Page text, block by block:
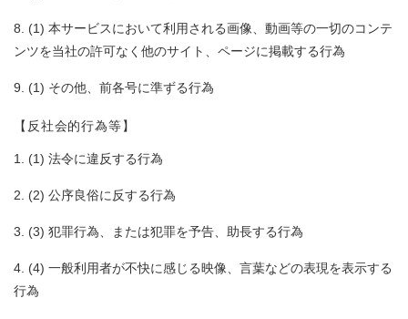
(1) 本サービスにおいて利用される画像、動画等の一切のコンテ
ンツを当社の許可なく他のサイト、ページに掲載する行為
(1) その他、前各号に準ずる行為
【反社会的行為等】
(1) 法令に違反する行為
(2) 公序良俗に反する行為
(3) 犯罪行為、または犯罪を予告、助長する行為
(4) 一般利用者が不快に感じる映像、言葉などの表現を表示する
行為